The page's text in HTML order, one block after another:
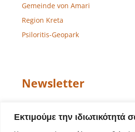
Εκτιμούμε την ιδιωτικότητά
Gemeinde von Amari
Region Kreta
Psiloritis-Geopark
Newsletter